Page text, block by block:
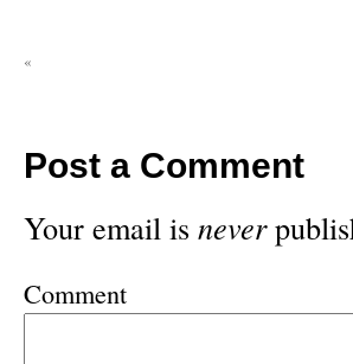
«
Post a Comment
Your email is never
Comment